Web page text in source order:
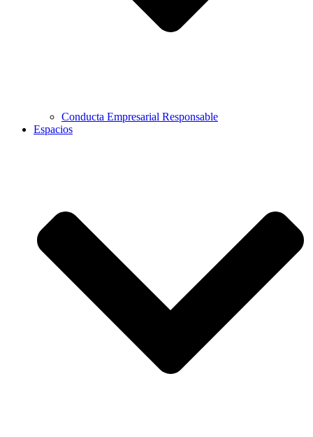
Conducta Empresarial Responsable
Espacios